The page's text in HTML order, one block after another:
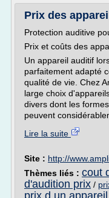
Prix des
Protection auditive
Prix et coûts des
Un appareil auditif
parfaitement adapté
qualité de vie. Chez
large choix
divers dont les
peuvent
Lire la suite
Site : http://
Thèmes liés : cout
d'audition prix /
prix d un